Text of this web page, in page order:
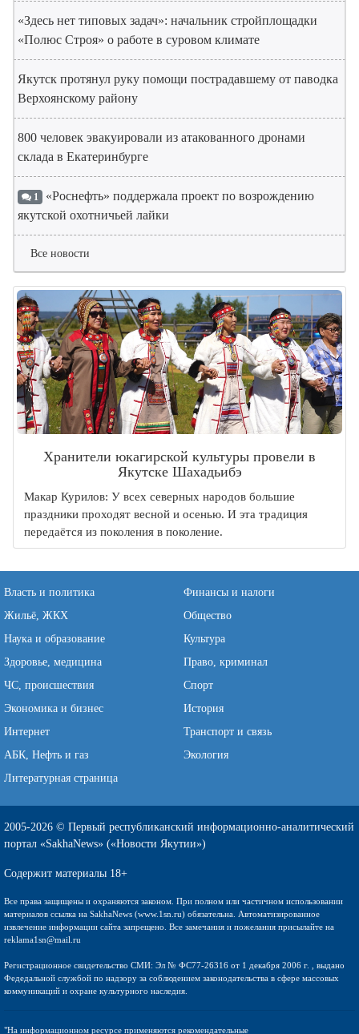
«Здесь нет типовых задач»: начальник стройплощадки
«Полюс Строя» о работе в суровом климате
Якутск протянул руку помощи пострадавшему от паводка
Верхоянскому району
800 человек эвакуировали из атакованного дронами
склада в Екатеринбурге
1 «Роснефть» поддержала проект по возрождению
якутской охотничьей лайки
Все новости
Хранители юкагирской культуры провели в
Якутске Шахадьибэ
Макар Курилов: У всех северных народов большие
праздники проходят весной и осенью. И эта традиция
передаётся из поколения в поколение.
Власть и политика
Финансы и налоги
Жильё, ЖКХ
Общество
Наука и образование
Культура
Здоровье, медицина
Право, криминал
ЧС, происшествия
Спорт
Экономика и бизнес
История
Интернет
Транспорт и связь
АБК, Нефть и газ
Экология
Литературная страница
2005-2026 © Первый республиканский информационно-аналитический
портал «SakhaNews» («Новости Якутии»)
Содержит материалы 18+
Все права защищены и охраняются законом. При полном или частичном использовании
материалов ссылка на SakhaNews (www.1sn.ru) обязательна. Автоматизированное
извлечение информации сайта запрещено. Все замечания и пожелания присылайте на
reklama1sn@mail.ru
Регистрационное свидетельство СМИ: Эл № ФС77-26316 от 1 декабря 2006 г. , выдано
Федедальной службой по надзору за соблюдением законодательства в сфере массовых
коммуникаций и охране культурного наследия.
"На информационном ресурсе применяются рекомендательные